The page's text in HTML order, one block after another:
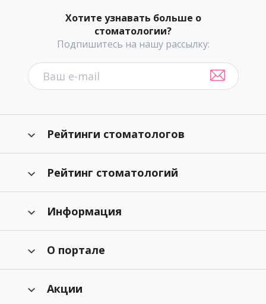
Хотите узнавать больше о
стоматологии?
Подпишитесь на нашу рассылку:
Рейтинги стоматологов
Рейтинг стоматологий
Информация
О портале
Акции